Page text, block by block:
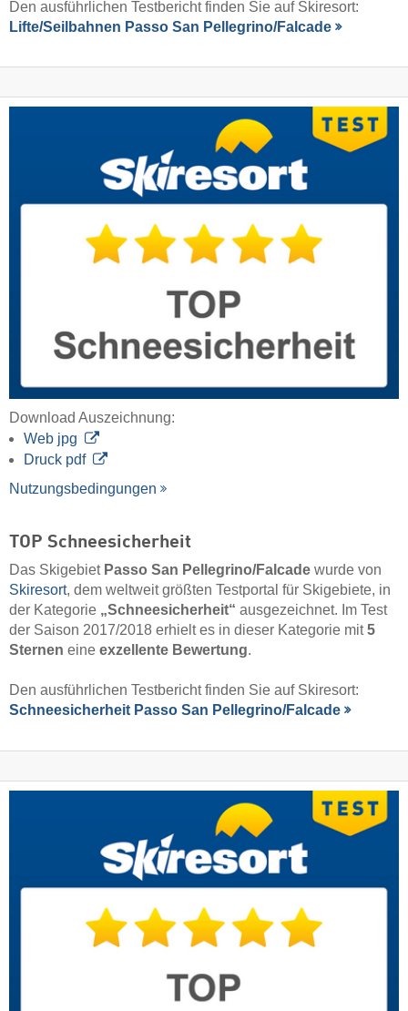
Den ausführlichen Testbericht finden Sie auf Skiresort:
Lifte/Seilbahnen Passo San Pellegrino/​Falcade
Download Auszeichnung:
Web jpg
Druck pdf
Nutzungsbedingungen
TOP Schneesicherheit
Das Skigebiet Passo San Pellegrino/​Falcade wurde von
Skiresort, dem weltweit größten Testportal für Skigebiete, in
der Kategorie „Schneesicherheit“ ausgezeichnet. Im Test
der Saison 2017/2018 erhielt es in dieser Kategorie mit5
Sternen eine exzellente Bewertung.
Den ausführlichen Testbericht finden Sie auf Skiresort:
Schneesicherheit Passo San Pellegrino/​Falcade